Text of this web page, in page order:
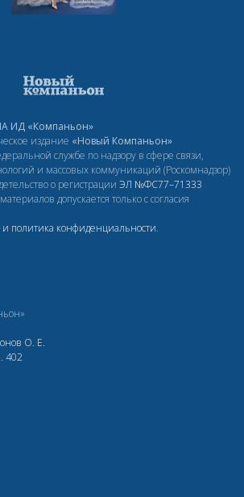
ИД «Компаньон»
издание «Новый Компаньон»
службе по надзору в сфере связи,
и массовых коммуникаций (Роскомнадзор)
о регистрации ЭЛ №ФС77–71333
допускается только с согласия
политика конфиденциальности.
О. Е.
402